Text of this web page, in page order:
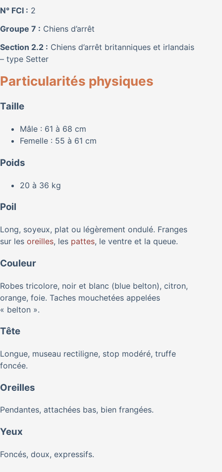
N° FCI : 2
Groupe 7 : Chiens d’arrêt
Section 2.2 : Chiens d’arrêt britanniques et irlandais
– type Setter
Particularités physiques
Taille
Mâle : 61 à 68 cm
Femelle : 55 à 61 cm
Poids
20 à 36 kg
Poil
Long, soyeux, plat ou légèrement ondulé. Franges
sur les oreilles, les pattes, le ventre et la queue.
Couleur
Robes tricolore, noir et blanc (blue belton), citron,
orange, foie. Taches mouchetées appelées
« belton ».
Tête
Longue, museau rectiligne, stop modéré, truffe
foncée.
Oreilles
Pendantes, attachées bas, bien frangées.
Yeux
Foncés, doux, expressifs.